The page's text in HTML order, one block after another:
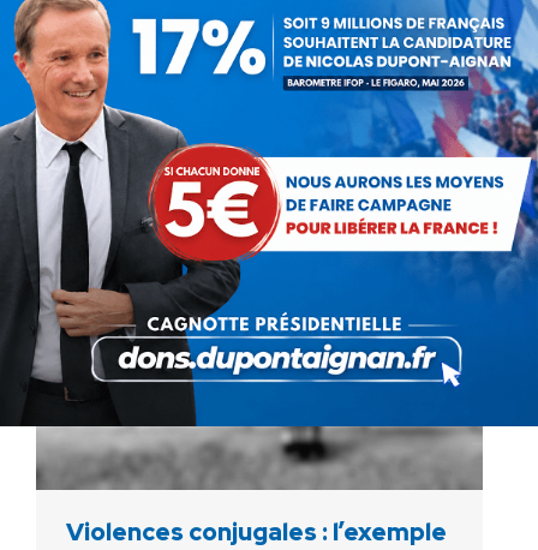
(3 février 2020)
Vidéo Benjamin Cauchy 3 février 2020
Violences conjugales : l’exemple